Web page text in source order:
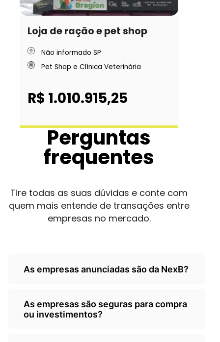
Loja de ração e pet shop
Não informado SP
Pet Shop e Clínica Veterinária
R$ 1.010.915,25
Perguntas
frequentes
Tire todas as suas dúvidas e conte com
quem mais entende de transações entre
empresas no mercado.
As empresas anunciadas são da NexB?
Não, as empresas são de
terceiros/empresarios e a Nexb atua
As empresas são seguras para compra
ou investimentos?